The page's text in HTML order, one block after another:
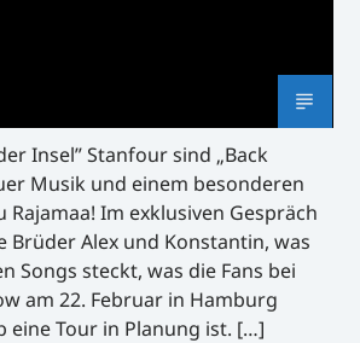
Insel” Stanfour sind „Back
Musik und einem besonderen
Rajamaa! Im exklusiven Gespräch
Brüder Alex und Konstantin, was
Songs steckt, was die Fans bei
am 22. Februar in Hamburg
eine Tour in Planung ist. […]